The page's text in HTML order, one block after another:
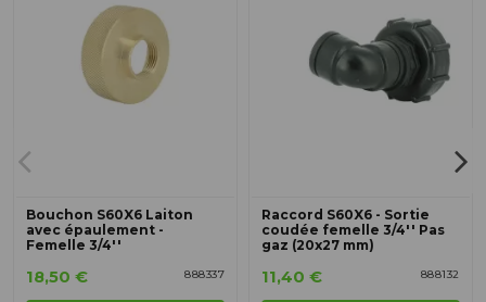
Bouchon S60X6 Laiton
avec épaulement -
Femelle 3/4''
888337
18,50 €
Raccord S60X6 - Sortie
coudée femelle 3/4'' Pas
gaz (20x27 mm)
888132
11,40 €